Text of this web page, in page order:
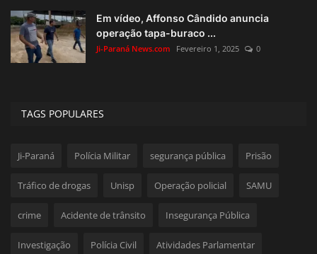
Em vídeo, Affonso Cândido anuncia
operação tapa-buraco ...
Ji-Paraná News.com Fevereiro 1, 2025 0
TAGS POPULARES
Ji-Paraná Polícia Militar segurança pública Prisão
Tráfico de drogas Unisp Operação policial SAMU
crime Acidente de trânsito Insegurança Pública
Investigação Polícia Civil Atividades Parlamentar